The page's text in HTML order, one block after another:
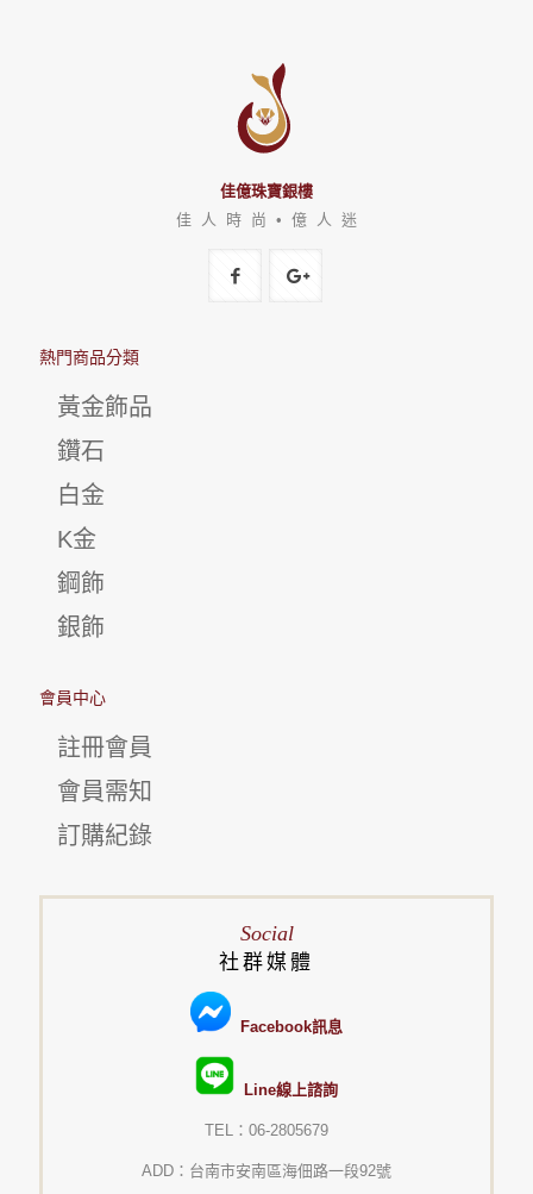
佳億珠寶銀樓
佳 人 時 尚 • 億 人 迷
熱門商品分類
黃金飾品
鑽石
白金
K金
鋼飾
銀飾
會員中心
註冊會員
會員需知
訂購紀錄
Social
社群媒體
Facebook訊息
Line線上諮詢
TEL：06-2805679
ADD：台南市安南區海佃路一段92號